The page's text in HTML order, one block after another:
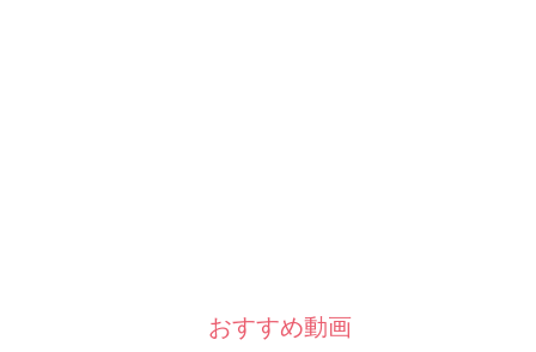
おすすめ動画